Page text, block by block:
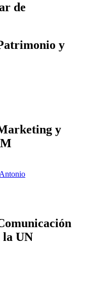
de
y
y
UN